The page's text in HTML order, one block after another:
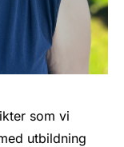
som vi
utbildning